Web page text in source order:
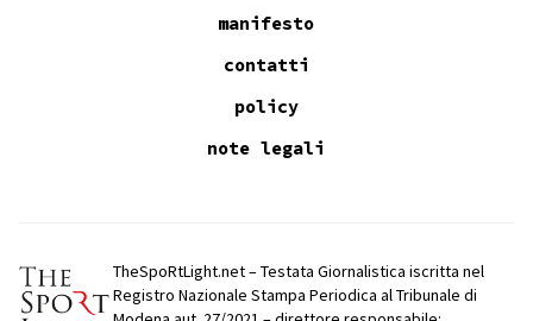
manifesto
contatti
policy
note legali
TheSpoRtLight.net – Testata Giornalistica iscritta nel
Registro Nazionale Stampa Periodica al Tribunale di